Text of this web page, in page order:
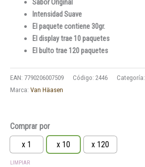
Sabor Original
Intensidad Suave
El paquete contiene 30gr.
El display trae 10 paquetes
El bulto trae 120 paquetes
EAN: 7790206007509 Código: 2446 Categoría:
Marca: Van Häasen
Comprar por
x 1
x 10 x 120
LIMPIAR
Van
Häasen
Original